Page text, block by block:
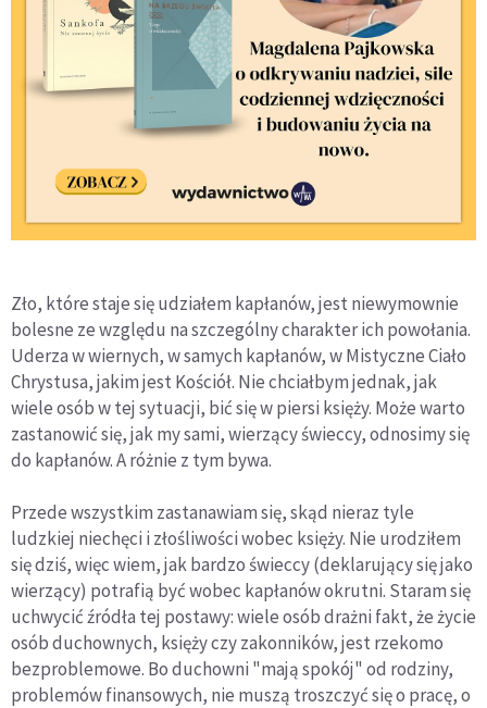
Zło, które staje się udziałem kapłanów, jest niewymownie
bolesne ze względu na szczególny charakter ich powołania.
Uderza w wiernych, w samych kapłanów, w Mistyczne Ciało
Chrystusa, jakim jest Kościół. Nie chciałbym jednak, jak
wiele osób w tej sytuacji, bić się w piersi księży. Może warto
zastanowić się, jak my sami, wierzący świeccy, odnosimy się
do kapłanów. A różnie z tym bywa.
Przede wszystkim zastanawiam się, skąd nieraz tyle
ludzkiej niechęci i złośliwości wobec księży. Nie urodziłem
się dziś, więc wiem, jak bardzo świeccy (deklarujący się jako
wierzący) potrafią być wobec kapłanów okrutni. Staram się
uchwycić źródła tej postawy: wiele osób drażni fakt, że życie
osób duchownych, księży czy zakonników, jest rzekomo
bezproblemowe. Bo duchowni "mają spokój" od rodziny,
problemów finansowych, nie muszą troszczyć się o pracę, o